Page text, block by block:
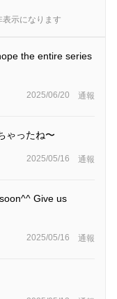
示になります
the entire series
2025/06/20 通報
ゃったね〜
2025/05/16 通報
Give us
2025/05/16 通報